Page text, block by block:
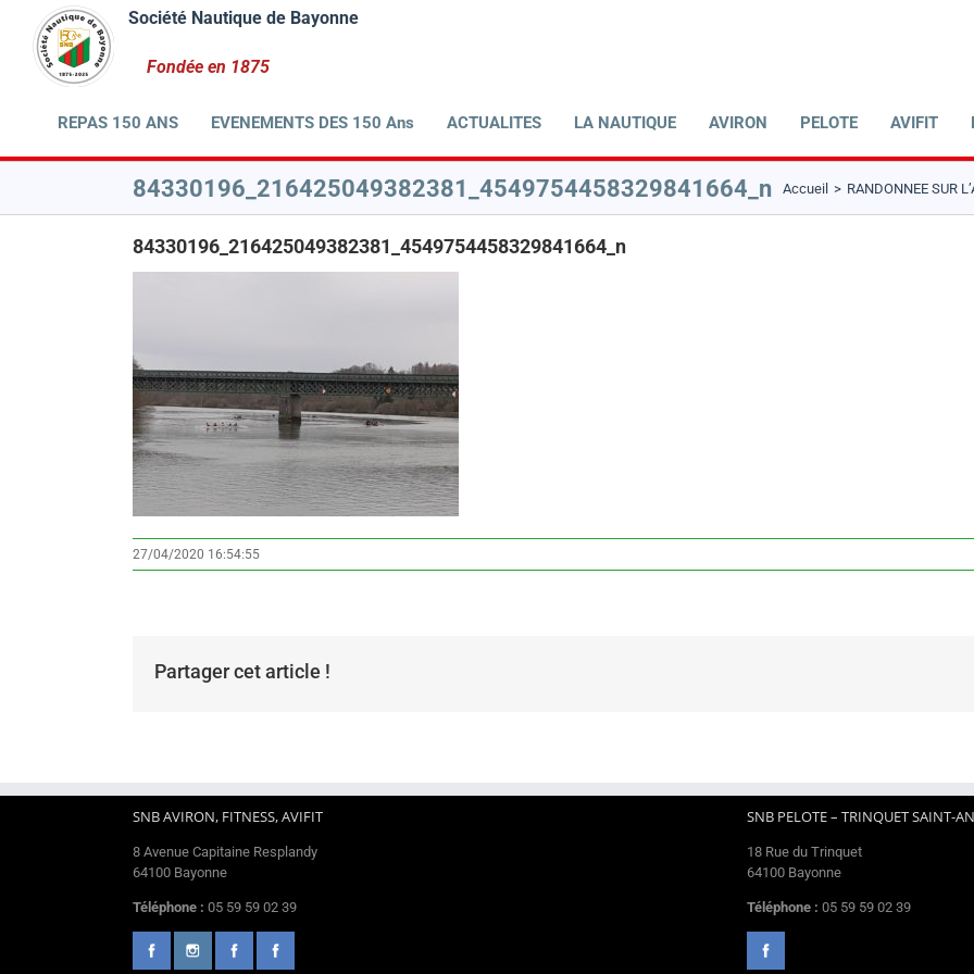
contenu
REPAS 150 ANS EVENEMENTS DES 150 Ans ACTUALITES LA NAUTIQUE AVIRON PELOTE AVIFIT
84330196_216425049382381_4549754458329841664_n Accueil RANDONNEE SUR
84330196_216425049382381_4549754458329841664_n
27/04/2020 16:54:55
Partager cet article !
SNB AVIRON, FITNESS, AVIFIT
8 Avenue Capitaine Resplandy
64100 Bayonne
Téléphone : 05 59 59 02 39
SNB PELOTE – TRINQUET SAINT-
18 Rue du Trinquet
64100 Bayonne
Téléphone : 05 59 59 02 39